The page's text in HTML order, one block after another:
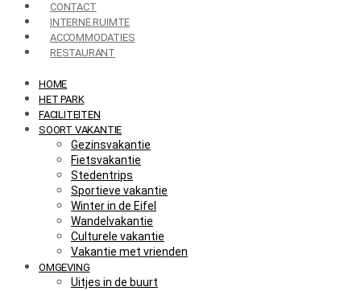
CONTACT
INTERNE RUIMTE
ACCOMMODATIES
RESTAURANT
HOME
HET PARK
FACILITEITEN
SOORT VAKANTIE
Gezinsvakantie
Fietsvakantie
Stedentrips
Sportieve vakantie
Winter in de Eifel
Wandelvakantie
Culturele vakantie
Vakantie met vrienden
OMGEVING
Uitjes in de buurt